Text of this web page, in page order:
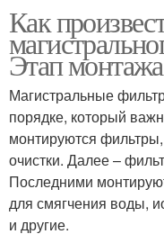
Как
Этап монтажа
Магистральные
порядке, который
монтируются
очистки. Далее –
Последними
для смягчения воды,
и другие.